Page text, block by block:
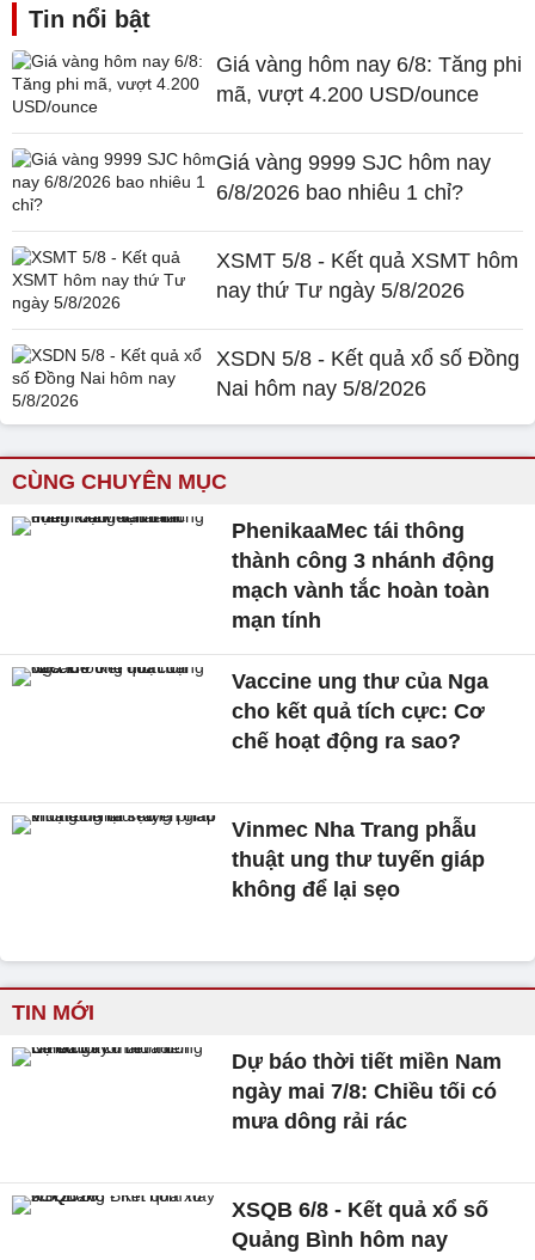
Tin nổi bật
Giá vàng hôm nay 6/8: Tăng phi
mã, vượt 4.200 USD/ounce
Giá vàng 9999 SJC hôm nay
6/8/2026 bao nhiêu 1 chỉ?
XSMT 5/8 - Kết quả XSMT hôm
nay thứ Tư ngày 5/8/2026
XSDN 5/8 - Kết quả xổ số Đồng
Nai hôm nay 5/8/2026
CÙNG CHUYÊN MỤC
PhenikaaMec tái thông
thành công 3 nhánh động
mạch vành tắc hoàn toàn
mạn tính
Vaccine ung thư của Nga
cho kết quả tích cực: Cơ
chế hoạt động ra sao?
Vinmec Nha Trang phẫu
thuật ung thư tuyến giáp
không để lại sẹo
TIN MỚI
Dự báo thời tiết miền Nam
ngày mai 7/8: Chiều tối có
mưa dông rải rác
XSQB 6/8 - Kết quả xổ số
Quảng Bình hôm nay